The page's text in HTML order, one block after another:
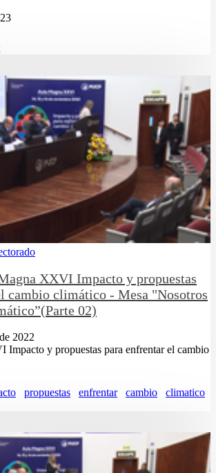
XXVI Impacto y propuestas
cambio climático - Mesa "Nosotros
02)
2022
Impacto y propuestas para enfrentar el cambio
propuestas enfrentar cambio climatico